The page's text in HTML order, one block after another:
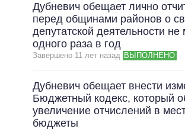
Дубневич обещает лично
перед общинами районов о
депутатской деятельности не
одного раза в год
Завершено 11 лет назад ВЫПОЛНЕНО
Дубневич обещает внести
Бюджетный кодекс, который
увеличение отчислений в
бюджеты